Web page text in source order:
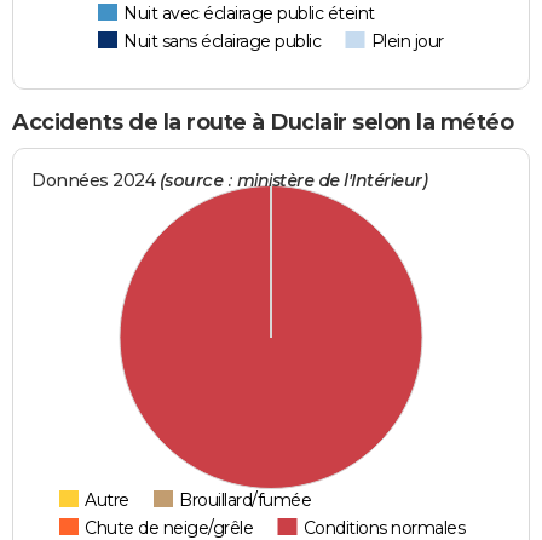
Nuit avec éclairage public éteint
Nuit sans éclairage public
Plein jour
Accidents de la route à Duclair selon la météo
Données 2024 (source : ministère de l'Intérieur)
Autre
Brouillard/fumée
Chute de neige/grêle
Conditions normales